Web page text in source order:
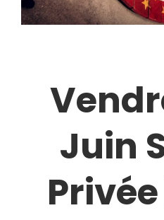
Juin
Privée